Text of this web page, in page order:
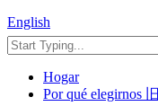
English
Hogar
Por qué elegirnos 旧